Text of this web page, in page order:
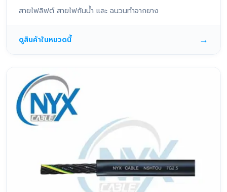
สายไฟลิฟต์ สายไฟกันน้ำ และ ฉนวนทำจากยาง
ดูสินค้าในหมวดนี้ →